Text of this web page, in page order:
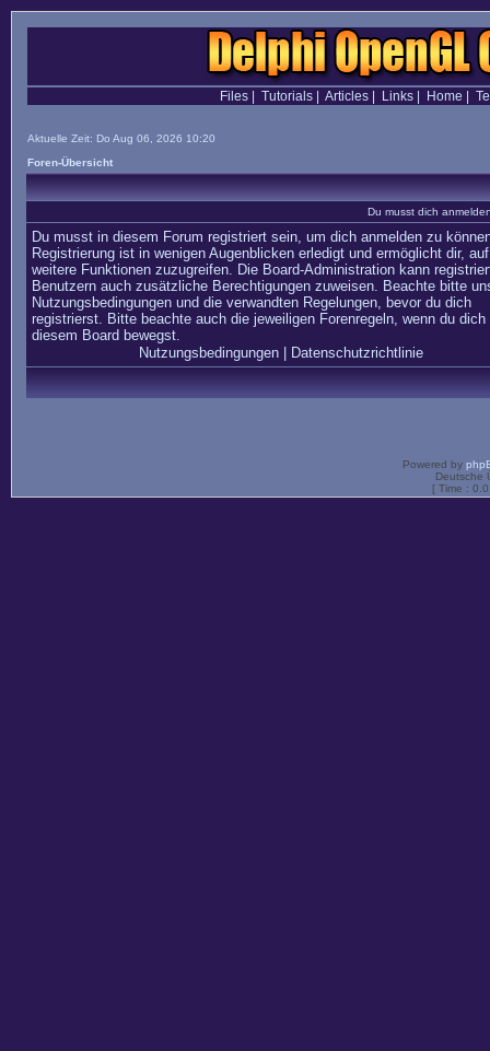
Files| Tutorials| Articles| Links| Home
Aktuelle Zeit: Do Aug 06, 2026 10:20
Foren-Übersicht
Du musst dich
Du musst in diesem Forum registriert sein, um dich anmelden zu
Registrierung ist in wenigen Augenblicken erledigt und ermöglicht dir, auf
weitere Funktionen zuzugreifen. Die Board-Administration kann
Benutzern auch zusätzliche Berechtigungen zuweisen. Beachte bitte
Nutzungsbedingungen und die verwandten Regelungen, bevor du dich
registrierst. Bitte beachte auch die jeweiligen Forenregeln, wenn du dich
diesem Board bewegst.
Nutzungsbedingungen| Datenschutzrichtlinie
Powered by
Deutsche
[ Time :